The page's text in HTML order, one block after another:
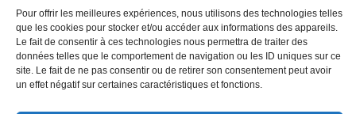
Pour offrir les meilleures expériences, nous utilisons des technologies telles
que les cookies pour stocker et/ou accéder aux informations des appareils.
Le fait de consentir à ces technologies nous permettra de traiter des
données telles que le comportement de navigation ou les ID uniques sur ce
site. Le fait de ne pas consentir ou de retirer son consentement peut avoir
un effet négatif sur certaines caractéristiques et fonctions.
Nous contacter
Conditions Générales de Ventes
Politique de confidentialité
Mentions légales
Mon compte
Mot de passe perdu
Newsletter Politique de cookies (UE)